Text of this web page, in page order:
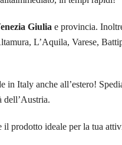
Giulia e provincia.
L’Aquila, Varese,
in Italy anche all’estero!
dell’Austria.
il prodotto ideale per la tua